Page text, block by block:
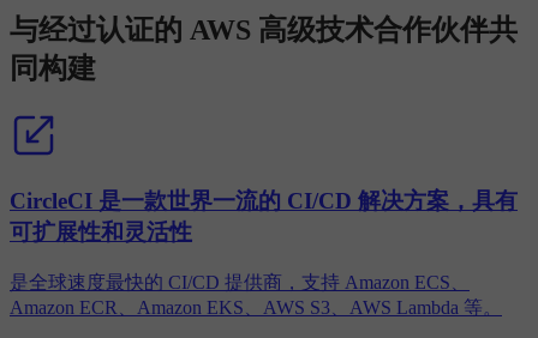
与经过认证的 AWS 高级技术合作伙伴共
同构建
CircleCI 是一款世界一流的 CI/CD 解决方案，具有
可扩展性和灵活性
是全球速度最快的 CI/CD 提供商，支持 Amazon ECS、
Amazon ECR、Amazon EKS、AWS S3、AWS Lambda 等。